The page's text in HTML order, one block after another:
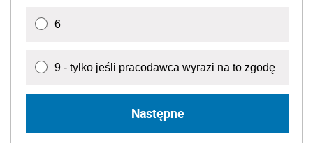
6
9 - tylko jeśli pracodawca wyrazi na to zgodę
Następne